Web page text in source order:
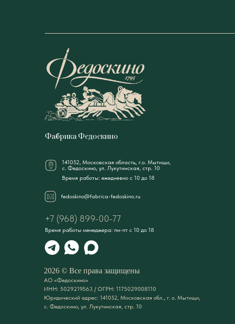
141052, Московская область, г.о. Мытищи,
с. Федоскино, ул. Лукутинская, стр. 10
Фабрика Федоскино
+7 (968) 899-00-77
АО «Федоскино»
ИНН: 5029219563 / ОГРН: 1175029008110
Юридический адрес: 141052, Московская обл., г. о. Мытищи,
с. Федоскино, ул. Лукутинская, стр. 10
2026 © Все права защищены
Время работы: ежедневно с 10 до 18
Время работы менеджера: пн-пт с 10 до 18
fedoskino@fabrica-fedoskino.ru